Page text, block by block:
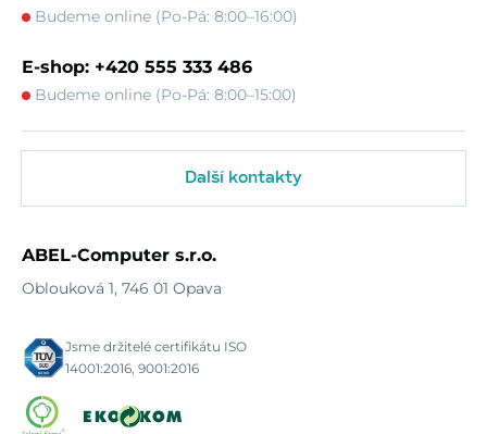
Budeme online (Po-Pá: 8:00–16:00)
E-shop: +420 555 333 486
Budeme online (Po-Pá: 8:00–15:00)
Další kontakty
ABEL-Computer s.r.o.
Oblouková 1, 746 01 Opava
Jsme držitelé certifikátu ISO
14001:2016, 9001:2016